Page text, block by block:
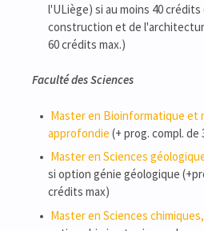
l'ULiège) si au moins 40
construction et de
60 crédits max.)
Faculté des Sciences
Master en Bioinformatique et
approfondie (+ prog. compl. de
Master en Sciences
si option génie géologique
crédits max)
Master en Sciences